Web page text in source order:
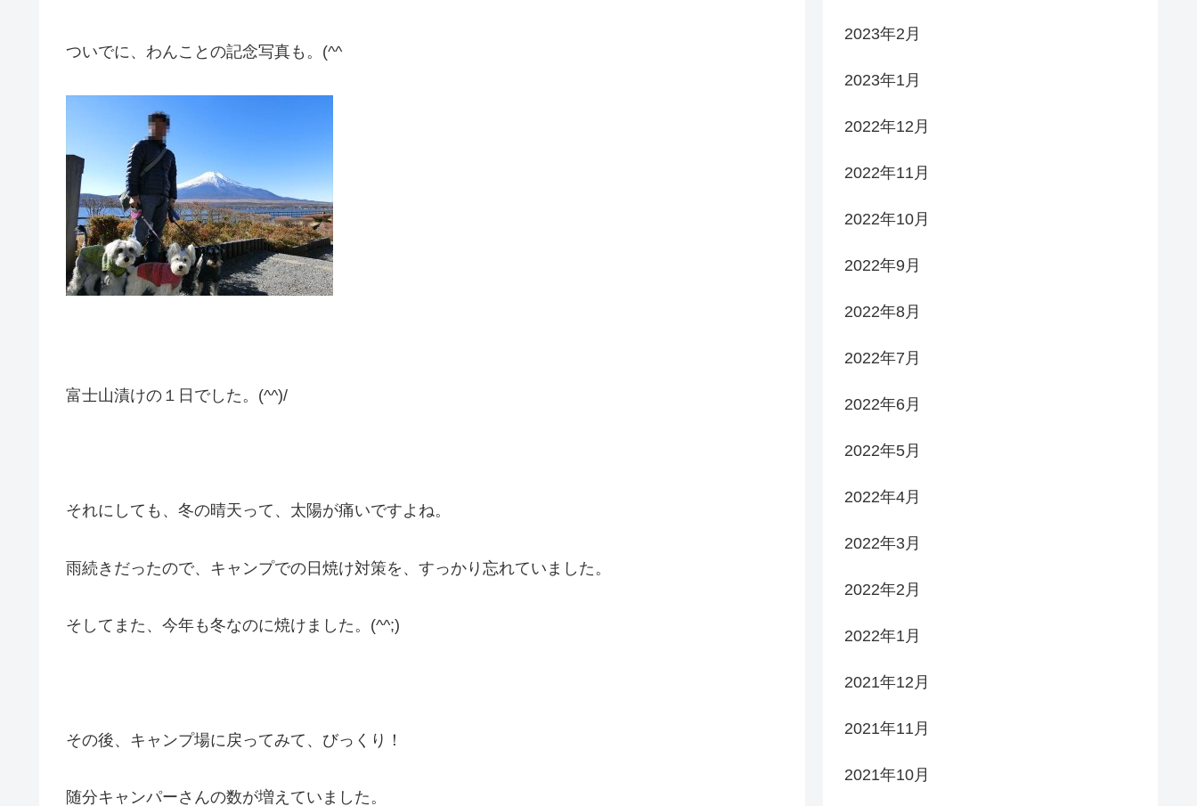
ついでに、わんことの記念写真も。(^^ゞ
富士山漬けの１日でした。(^^)/
それにしても、冬の晴天って、太陽が痛いですよね。
雨続きだったので、キャンプでの日焼け対策を、すっかり忘れていました。
そしてまた、今年も冬なのに焼けました。(^^;)
その後、キャンプ場に戻ってみて、びっくり！
随分キャンパーさんの数が増えていました。
2023年2月
2023年1月
2022年12月
2022年11月
2022年10月
2022年9月
2022年8月
2022年7月
2022年6月
2022年5月
2022年4月
2022年3月
2022年2月
2022年1月
2021年12月
2021年11月
2021年10月